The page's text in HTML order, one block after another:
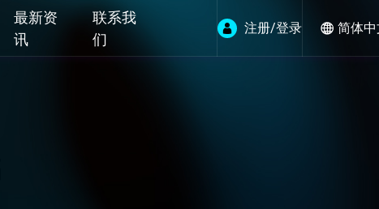
最新资
讯
联系我
们
注册/登录 简体